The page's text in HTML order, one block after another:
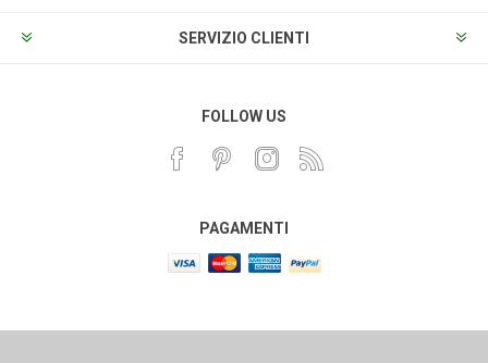
SERVIZIO CLIENTI
FOLLOW US
PAGAMENTI